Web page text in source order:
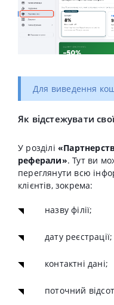
Для виведення
Як відстежувати
У розділі
реферали». Тут ви
переглянути всю
клієнтів, зокрема:
назву філії;
дату реєстрації;
контактні дані;
поточний